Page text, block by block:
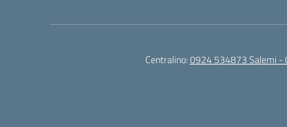
Centralino:0924 534873 Salemi -